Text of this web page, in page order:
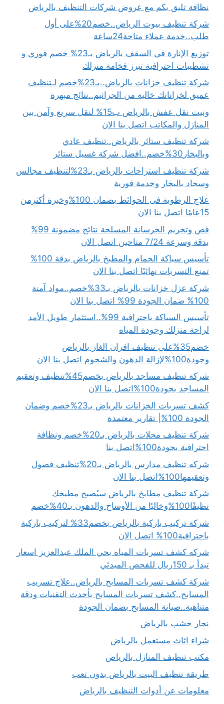
نظافة تليق بكم مع عروض شركات التنظيف بالرياض
شركة تنظيف بيوت الرياض..خصم20%على أول
طلب..خدمة عملاء متاحة24ساعة
توزيع الإنارة في السقف بالرياض بـ23% خصم فوري و
تشطيبات احترافية تبرز فخامة منزلك
شركة تنظيف خزانات بالرياض..بـ23%خصم لـتنظيف
عميق لخزاناتك خالية من الجراثيم..نتائج مبهرة
ونيت نقل عفش بالرياض ب15% لنقل سريع وآمن بين
المنازل والمكاتب اتصل بنا الان
شركة تنظيف ستائر بالرياض..تنظيف عادي
وبالبخار30%خصم..افضل شركة غسيل ستائر
شركة تنظيف استراحات بالرياض بـ23%لتنظيف مجالس
وسجاد بالبخار وخدمة فورية
علاج الرطوبة فى الحوائط بضمان 100%وخبرة أكثرمن
15عامًا اتصل بنا الان
قص وتخريم الخرسانة المسلحة نتائج مضمونة 99%
بدقة وسرعة 7/24 متاحين اتصل الان
تأسيس سباكة الحمام والمطبخ بالرياض بدقة 100%
تمنع التسربات نهائيًا اتصل بنا الان
شركة عزل خزانات بالرياض بـ33%خصم..مواد آمنة
100% ضمان الجودة 99% اتصل بنا الان
تأسيس السباكة باحترافية 99%..استثمار طويل الأمد
لراحة منزلك وجودة المياه
خصم35%على تنظيف افران الغاز بالرياض
وجودة100%لإزالة الدهون والشحوم اتصل بنا الان
شركة تنظيف مساجد بالرياض بخصم45%تنظيف وتعقيم
المساجد بجودة100%اتصل بنا الان
كشف تسربات الخزانات بالرياض بـ23%خصم وضمان
الجودة 100%| تقارير معتمدة
شركة تنظيف محلات بالرياض بـ20%خصم ونظافة
احترافية بجودة100%اتصل بنا
شركه تنظيف مدارس بالرياض بـ20%تنظيف فصول
وتعقيمها100%اتصل بنا الان
شركة تنظيف مطابخ بالرياض سيُصبح مطبخك
نظيفًا100%وخاليًا من الأوساخ والدهون بـ40%خصم
شركة تركيب باركية بالرياض بخصم33% لتركيب باركية
باحترافية100% اتصل الان
شركه كشف تسربات المياه بحي الملك عبدالعزيز اسعار
تبدأ بـ 150ريال للفحص المبدئي
شركة كشف تسربات المسابح بالرياض..علاج تسريب
المسابح..كشف تسربات المسابح بأحدث التقنيات ودقة
متناهية..صيانة المسابح بضمان الجودة
نجار خشب بالرياض
شراء اثاث مستعمل بالرياض
مكتب تنظيف المنازل بالرياض
طريقة تنظيف البيت بالرياض بدون تعب
معلومات عن أدوات التنظيف بالرياض